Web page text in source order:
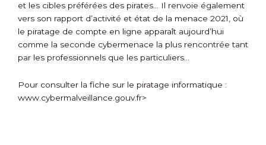
et les cibles préférées des pirates… Il renvoie également
vers son rapport d’activité et état de la menace 2021, où
le piratage de compte en ligne apparaît aujourd’hui
comme la seconde cybermenace la plus rencontrée tant
par les professionnels que les particuliers…
Pour consulter la fiche sur le piratage informatique :
www.cybermalveillance.gouv.fr>